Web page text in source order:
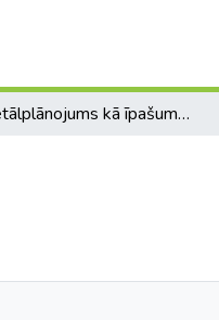
Detālplānojums kā īpašuma tiesību aprobežojums